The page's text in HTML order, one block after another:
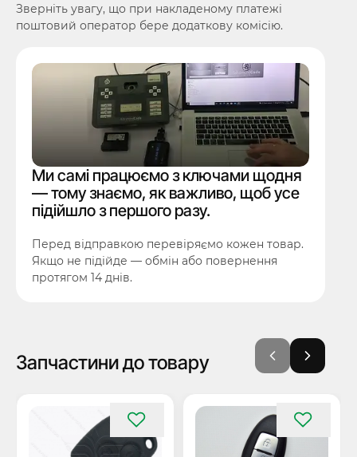
Зверніть увагу, що при накладеному платежі
поштовий оператор бере додаткову комісію.
Ми самі працюємо з ключами щодня
— тому знаємо, як важливо, щоб усе
підійшло з першого разу.
Перед відправкою перевіряємо кожен товар.
Якщо не підійде — обмін або повернення
протягом 14 днів.
Запчастини до товару